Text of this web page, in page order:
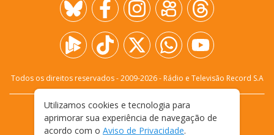
Todos os direitos reservados - 2009-2026- Rádio e Televisão Record S.A
FALE CONOSCO
PRIVACIDADE
TERMOS E CONDIÇÕES DE USO
Utilizamos cookies e tecnologia para
aprimorar sua experiência de navegação de
acordo com o Aviso de Privacidade.